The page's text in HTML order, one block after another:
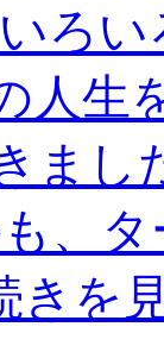
ろ
人生
まし
、
きを